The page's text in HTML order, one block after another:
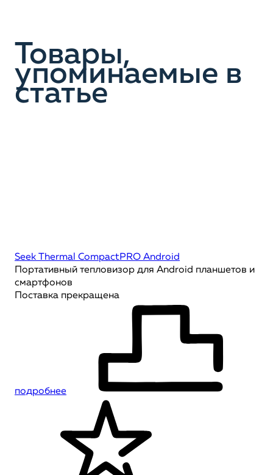
Товары,
упоминаемые в
статье
Seek Thermal CompactPRO Android
Портативный тепловизор для Android планшетов и
смартфонов
Поставка прекращена
подробнее